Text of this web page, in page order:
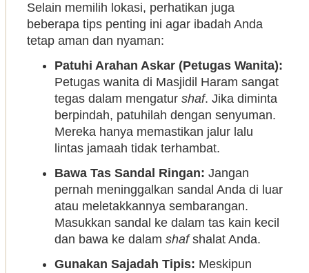
Selain memilih lokasi, perhatikan juga
beberapa tips penting ini agar ibadah Anda
tetap aman dan nyaman:
Patuhi Arahan Askar (Petugas Wanita):
Petugas wanita di Masjidil Haram sangat
tegas dalam mengatur shaf. Jika diminta
berpindah, patuhilah dengan senyuman.
Mereka hanya memastikan jalur lalu
lintas jamaah tidak terhambat.
Bawa Tas Sandal Ringan: Jangan
pernah meninggalkan sandal Anda di luar
atau meletakkannya sembarangan.
Masukkan sandal ke dalam tas kain kecil
dan bawa ke dalam shafshalat Anda.
Gunakan Sajadah Tipis: Meskipun